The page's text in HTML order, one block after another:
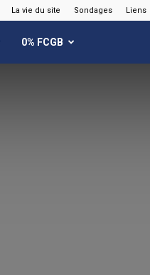
La vie du site Sondages Liens
0% FCGB